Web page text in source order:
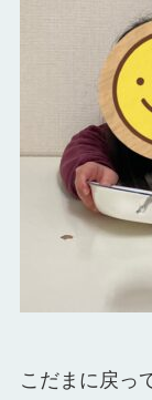
こだまに戻っ